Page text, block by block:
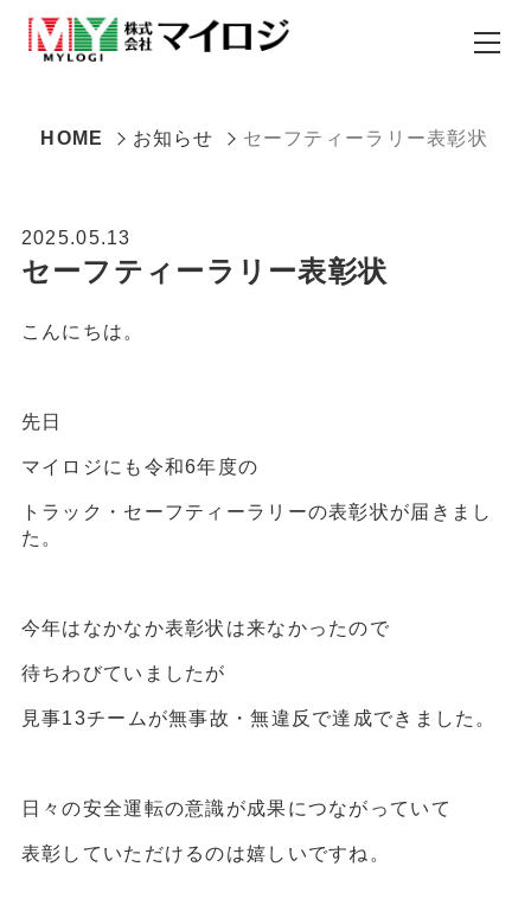
HOME お知らせ セーフティーラリー表彰状
2025.05.13
セーフティーラリー表彰状
こんにちは。
先日
マイロジにも令和6年度の
トラック・セーフティーラリーの表彰状が届きまし
た。
今年はなかなか表彰状は来なかったので
待ちわびていましたが
見事13チームが無事故・無違反で達成できました。
日々の安全運転の意識が成果につながっていて
表彰していただけるのは嬉しいですね。